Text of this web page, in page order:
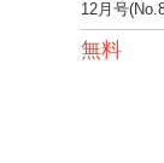
12月号
無料